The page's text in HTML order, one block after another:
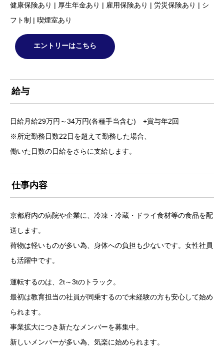
健康保険あり | 厚生年金あり | 雇用保険あり | 労災保険あり | シ
フト制 | 喫煙室あり
エントリーはこちら
給与
日給月給29万円～34万円(各種手当含む) +賞与年2回
※所定勤務日数22日を超えて勤務した場合、
働いた日数の日給をさらに支給します。
仕事内容
京都府内の病院や企業に、冷凍・冷蔵・ドライ食材等の食品を配
送します。
荷物は軽いものが多い為、身体への負担も少ないです。女性社員
も活躍中です。
運転するのは、2t～3tのトラック。
最初は教育担当の社員が同乗するので未経験の方も安心して始め
られます。
事業拡大につき新たなメンバーを募集中。
新しいメンバーが多い為、気楽に始められます。